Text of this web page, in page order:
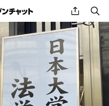
share